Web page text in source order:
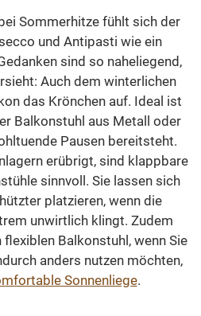
Sommerhitze fühlt sich der
und Antipasti wie ein
sind so naheliegend,
Auch dem winterlichen
das Krönchen auf. Ideal ist
Balkonstuhl aus Metall oder
Pausen bereitsteht.
erübrigt, sind klappbare
sinnvoll. Sie lassen sich
platzieren, wenn die
unwirtlich klingt. Zudem
Balkonstuhl, wenn Sie
anders nutzen möchten,
Sonnenliege.